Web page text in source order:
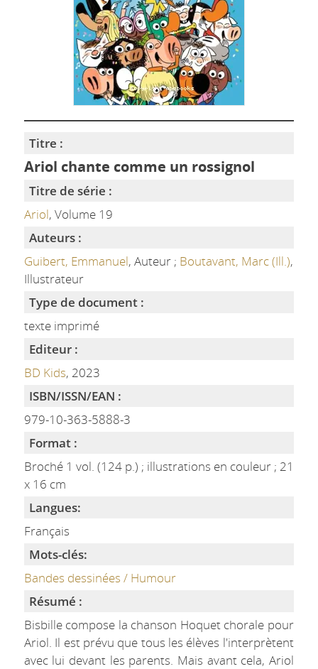
Titre :
Ariol chante comme un rossignol
Titre de série :
Ariol, Volume 19
Auteurs :
Guibert, Emmanuel, Auteur ; Boutavant, Marc (Ill.),
Illustrateur
Type de document :
texte imprimé
Editeur :
BD Kids, 2023
ISBN/ISSN/EAN :
979-10-363-5888-3
Format :
Broché 1 vol. (124 p.) ; illustrations en couleur ; 21
x 16 cm
Langues:
Français
Mots-clés:
Bandes dessinées / Humour
Résumé :
Bisbille compose la chanson Hoquet chorale pour
Ariol. Il est prévu que tous les élèves l'interprètent
avec lui devant les parents. Mais avant cela, Ariol